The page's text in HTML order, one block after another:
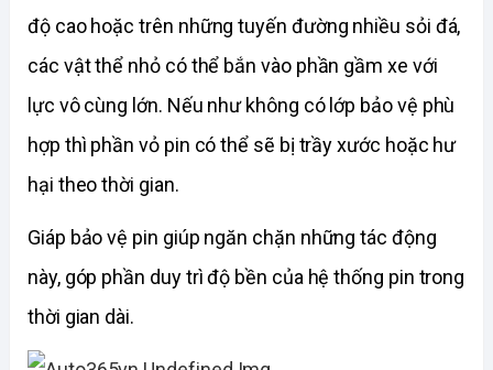
độ cao hoặc trên những tuyến đường nhiều sỏi đá,
các vật thể nhỏ có thể bắn vào phần gầm xe với
lực vô cùng lớn. Nếu như không có lớp bảo vệ phù
hợp thì phần vỏ pin có thể sẽ bị trầy xước hoặc hư
hại theo thời gian.
Giáp bảo vệ pin giúp ngăn chặn những tác động
này, góp phần duy trì độ bền của hệ thống pin trong
thời gian dài.